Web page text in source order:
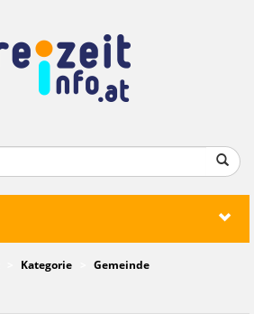
Kategorie
Gemeinde